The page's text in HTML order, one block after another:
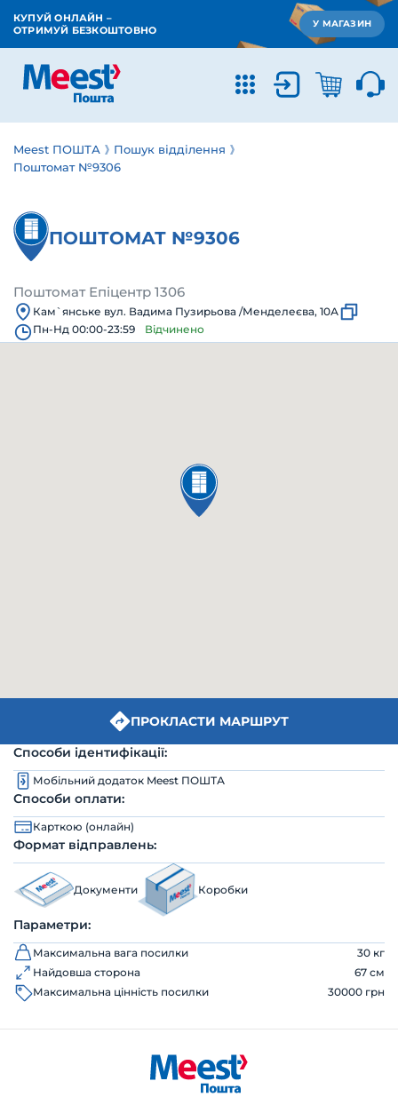
КУПУЙ ОНЛАЙН –
ОТРИМУЙ БЕЗКОШТОВНО
У МАГАЗИН
Meest ПОШТА
Пошук відділення
Поштомат №9306
ПОШТОМАТ №9306
Поштомат Епіцентр 1306
Кам`янське вул. Вадима Пузирьова /Менделеєва, 10А
Пн-Нд 00:00-23:59
Відчинено
ПРОКЛАСТИ МАРШРУТ
Способи ідентифікації:
Мобільний додаток Meest ПОШТА
Способи оплати:
Карткою (онлайн)
Формат відправлень:
Документи Коробки
Параметри:
Максимальна вага посилки
30 кг
Найдовша сторона
67 см
Максимальна цінність посилки
30000 грн